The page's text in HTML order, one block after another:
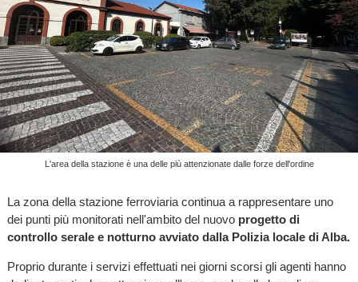
L'area della stazione è una delle più attenzionate dalle forze dell'ordine
La zona della stazione ferroviaria continua a rappresentare uno
dei punti più monitorati nell'ambito del nuovo progetto di
controllo serale e notturno avviato dalla Polizia locale di Alba.
Proprio durante i servizi effettuati nei giorni scorsi gli agenti hanno